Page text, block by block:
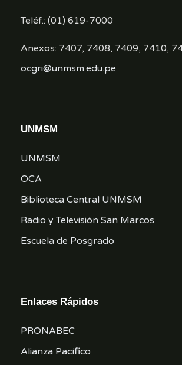
Teléf.: (01) 619-7000
Anexos: 7407, 7408, 7409, 7410,
ocgri@unmsm.edu.pe
UNMSM
UNMSM
OCA
Biblioteca Central UNMSM
Radio y Televisión San Marcos
Escuela de Posgrado
Enlaces Rápidos
PRONABEC
Alianza Pacífico